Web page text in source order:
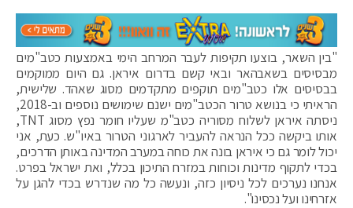
"בין השאר, בוצעו תקיפות לעבר המרחב הימי באמצעות כטב"מים
מבסיסים בשאבהאר ובאי קשם בדרום איראן. גם היום ממוקמים
בבסיסים אלו כטב"מים תוקפים מתקדמים מסוג שאהד. שלישית,
הראיתי כי בנושא טרור הכטב"מים ישנם שימושים נוספים וב-2018,
ניסתה איראן לשלוח מסוריה כטב"מ שעליו חומר נפץ מסוג TNT,
אותו ביקשה ככל הנראה להעביר לארגוני הטרור באיו"ש. כעת, אני
יכול לומר גם כי איראן בונה את כוחה במערב המדינה באותן הדרכים,
בכדי לתקוף מדינות וכוחות במזרח התיכון בכלל, ואת ישראל בפרט.
אנחנו נערכים לכל ניסיון כזה, ונעשה כל מה שנדרש בכדי להגן על
אזרחינו ועל נכסינו".